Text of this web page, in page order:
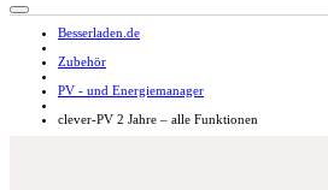
Besserladen.de
Zubehör
PV - und Energiemanager
clever-PV 2 Jahre – alle Funktionen